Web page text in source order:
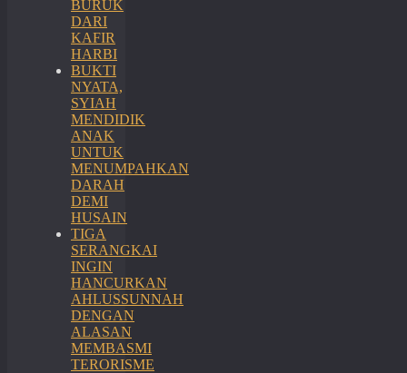
BURUK
DARI
KAFIR
HARBI
BUKTI
NYATA,
SYIAH
MENDIDIK
ANAK
UNTUK
MENUMPAHKAN
DARAH
DEMI
HUSAIN
TIGA
SERANGKAI
INGIN
HANCURKAN
AHLUSSUNNAH
DENGAN
ALASAN
MEMBASMI
TERORISME